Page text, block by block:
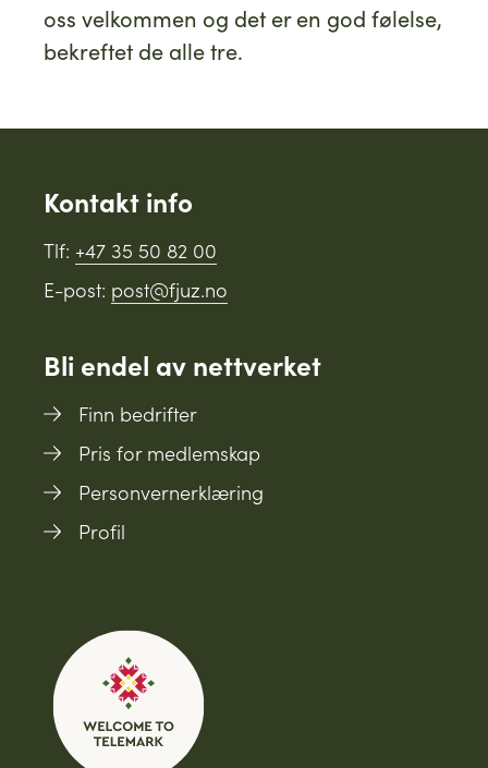
oss velkommen og det er en god følelse,
bekreftet de alle tre.
Kontakt info
Tlf: +47 35 50 82 00
E-post: post@fjuz.no
Bli endel av nettverket
Finn bedrifter
Pris for medlemskap
Personvernerklæring
Profil